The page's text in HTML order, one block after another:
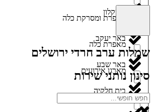
מאפרת ומסרקת כלה
מאפרת כלה
מארגן אירועים
מגנטים
אשקלון
באר יעקב
באר שבע
בית חלקיה
שמלות ערב חרדי ירושלים
סינון נותני שירות